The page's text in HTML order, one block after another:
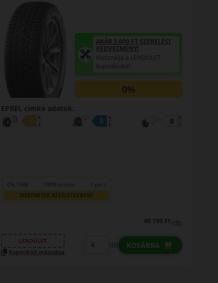
AKÁR 5.000 FT SZERELÉSI
KEDVEZMÉNY!
Használja a LENDÜLET
kuponkódot!
0%
cimke adatok:
0% THM 100% online 7 perc
FIZETHETEK RÉSZLETEKBEN?
46 990 Ft/db
LENDÜLET
Kuponkód másolása
KOSÁRBA